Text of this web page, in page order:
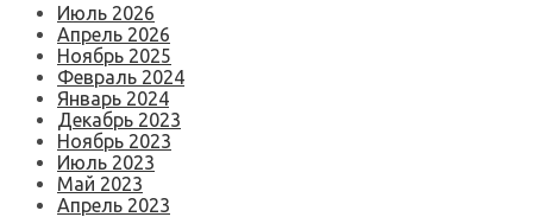
Июль 2026
Апрель 2026
Ноябрь 2025
Февраль 2024
Январь 2024
Декабрь 2023
Ноябрь 2023
Июль 2023
Май 2023
Апрель 2023